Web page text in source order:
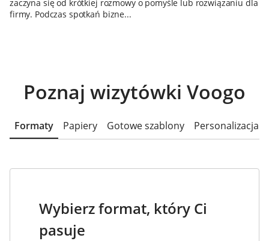
zaczyna się od krótkiej rozmowy o pomyśle lub rozwiązaniu dla
firmy. Podczas spotkań bizne...
Poznaj wizytówki Voogo
Formaty Papiery Gotowe szablony Personalizacja
Wybierz format, który Ci
pasuje